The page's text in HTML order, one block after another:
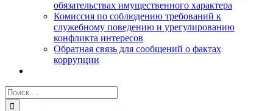
обязательствах имущественного характера
Комиссия по соблюдению требований к
служебному поведению и урегулированию
конфликта интересов
Обратная связь для сообщений о фактах
коррупции
Результат
поиска: